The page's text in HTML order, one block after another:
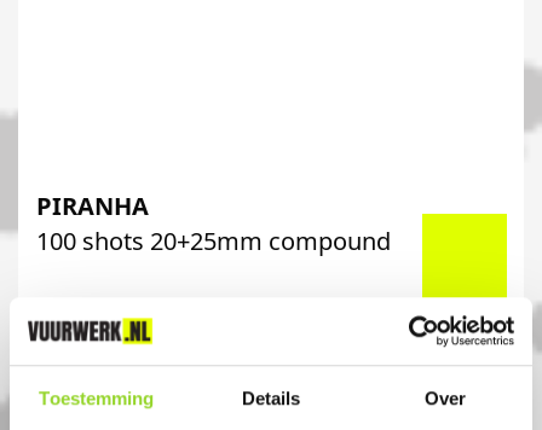
Toestemming Details Over
PIRANHA
100 shots 20+25mm compound
Artikelnummer: DE7610
€ 119,- € 99,-